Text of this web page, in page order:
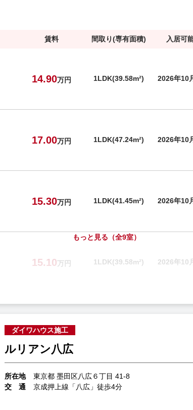
賃料 間取り(専有面積) 入居可
14.90万円 1LDK(39.58m²) 2026年10
17.00万円 1LDK(47.24m²) 2026年10
15.30万円 1LDK(41.45m²) 2026年10
15.10万円 1LDK(39.58m²) 2026年10
もっと見る（全9室）
ダイワハウス施工
ルリアン八広
所在地 東京都 墨田区八広６丁目 41-8
交 通
京成押上線「八広」徒歩4分